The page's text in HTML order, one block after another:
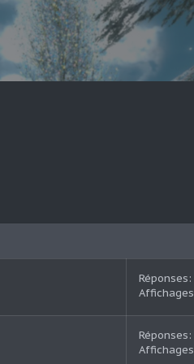
Réponses
Affichages
Réponses
Affichages